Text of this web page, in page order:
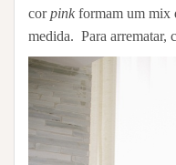
corpink formam um mix
medida. Para arrematar,